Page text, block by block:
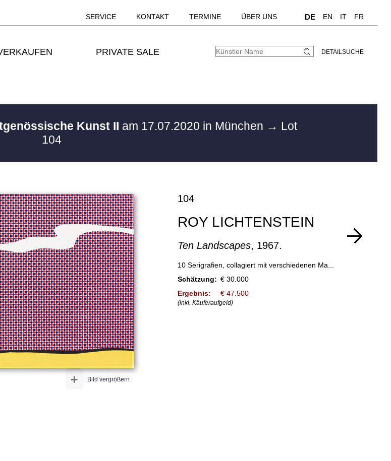
SERVICE KONTAKT TERMINE ÜBER UNS DE EN IT FR
PRIVATE SALE DETAILSUCHE
Kunst II am 17.07.2020 in München → Lot
104
Bild vergrößern
+
104
ROY LICHTENSTEIN
Ten Landscapes, 1967.
10 Serigrafien, collagiert mit verschiedenen Ma...
Schätzung: € 30.000
Ergebnis:
€ 47.500
(inkl. Käuferaufgeld)